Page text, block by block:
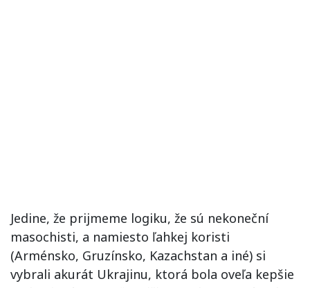
Jedine, že prijmeme logiku, že sú nekoneční
masochisti, a namiesto ľahkej koristi
(Arménsko, Gruzínsko, Kazachstan a iné) si
vybrali akurát Ukrajinu, ktorá bola oveľa kepšie